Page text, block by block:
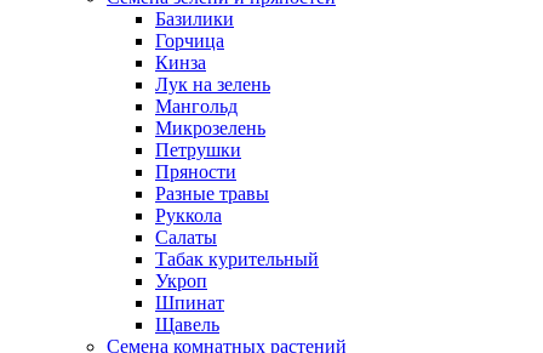
Базилики
Горчица
Кинза
Лук на зелень
Мангольд
Микрозелень
Петрушки
Пряности
Разные травы
Руккола
Салаты
Табак курительный
Укроп
Шпинат
Щавель
Семена комнатных растений